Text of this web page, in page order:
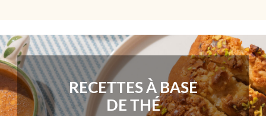
RECETTES À BASE
DE THÉ